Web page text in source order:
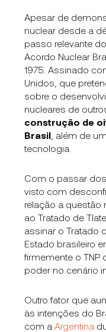
Apesar de
nuclear desde a
passo relevante
Acordo Nuclear
1975. Assinado
Unidos, que
sobre o
nucleares de
construção de
Brasil , além de
tecnologia.
Com o passar
visto com
relação a questão
ao Tratado de
assinar o Tratado
Estado brasileiro
firmemente o TNP
poder no cenário
Outro fator que
às intenções do
com a Argentina